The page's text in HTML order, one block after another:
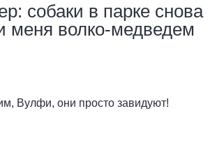
собаки в парке снова
меня волко-медведем
Вулфи, они просто завидуют!